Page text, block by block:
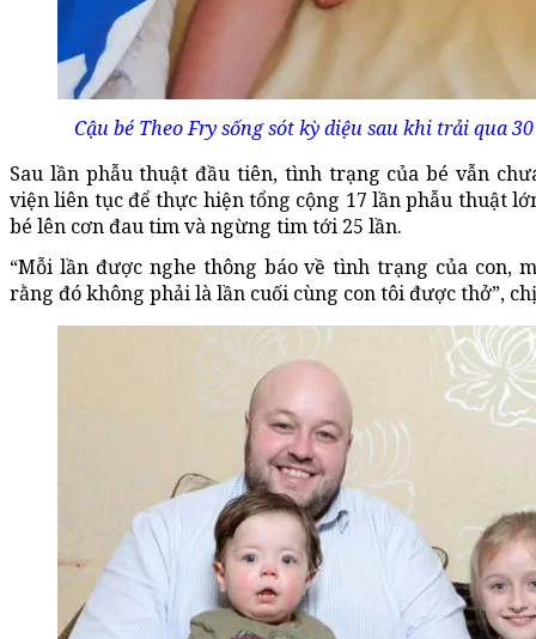
Cậu bé Theo Fry sống sót kỳ diệu sau khi trải qua
Sau lần phẫu thuật đầu tiên, tình trạng của bé vẫn
viện liên tục để thực hiện tổng cộng 17 lần phẫu thuật
bé lên cơn đau tim và ngừng tim tới 25 lần.
“Mỗi lần được nghe thông báo về tình trạng của con,
rằng đó không phải là lần cuối cùng con tôi được thở”,